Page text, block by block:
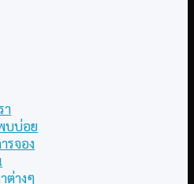
า
บบ่อย
รจอง
ต่างๆ